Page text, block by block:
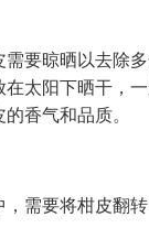
需要晾晒以去除
在太阳下晒干，
香气和品质。
，需要将柑皮翻